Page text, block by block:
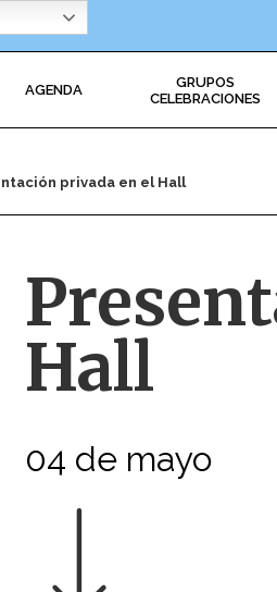
AGENDA
GRUPOS
CELEBRACIONES
privada en el Hall
Hall
04 de mayo